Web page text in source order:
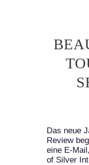
Das neue
Review
eine E-
of Silver